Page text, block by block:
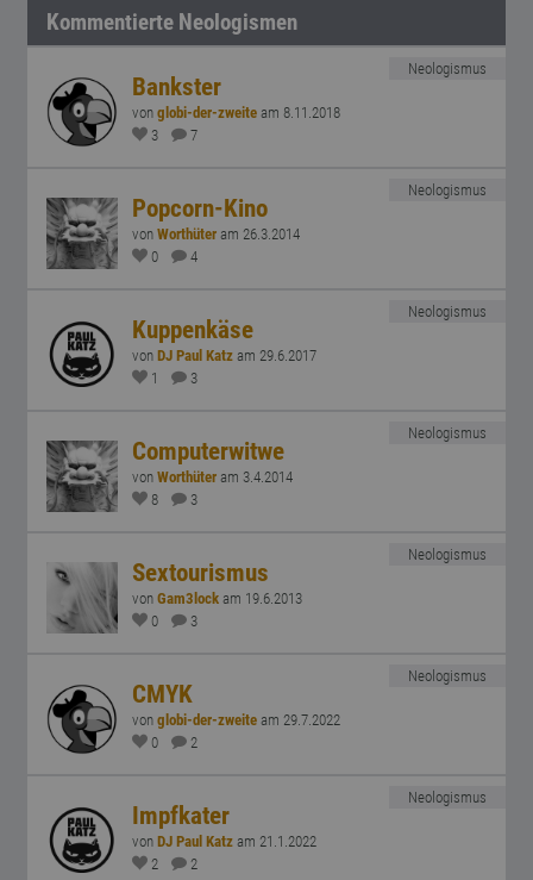
Kommentierte Neologismen
Neologismus
Bankster
vonglobi-der-zweite am 8.11.2018
3
7
Neologismus
Popcorn-Kino
vonWorthüter am 26.3.2014
0
4
Neologismus
Kuppenkäse
vonDJ Paul Katz am 29.6.2017
1
3
Neologismus
Computerwitwe
vonWorthüter am 3.4.2014
8
3
Neologismus
Sextourismus
vonGam3lock am 19.6.2013
0
3
Neologismus
CMYK
vonglobi-der-zweite am 29.7.2022
0
2
Neologismus
Impfkater
vonDJ Paul Katz am 21.1.2022
2
2